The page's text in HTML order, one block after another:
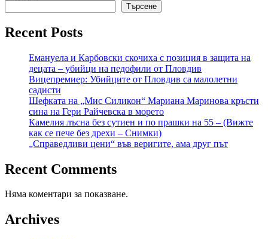
Търсене
Recent Posts
Емануела и Карбовски скочиха с позиция в защита на
децата – убийци на педофили от Пловдив
Вицепремиер: Убийците от Пловдив са малолетни
садисти
Шефката на „Мис Силикон“ Мариана Маринова кръсти
сина на Гери Райчевска в морето
Камелия лъсна без сутиен и по прашки на 55 – (Вижте
как се пече без дрехи – Снимки)
„Справедливи цени“ във веригите, ама друг път
Recent Comments
Няма коментари за показване.
Archives